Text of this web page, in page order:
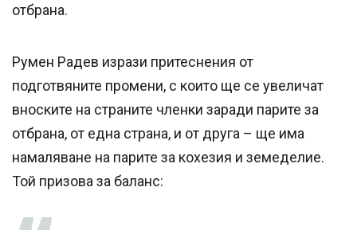
отбрана.
Румен Радев изрази притеснения от
подготвяните промени, с които ще се увеличат
вноските на страните членки заради парите за
отбрана, от една страна, и от друга – ще има
намаляване на парите за кохезия и земеделие.
Той призова за баланс: